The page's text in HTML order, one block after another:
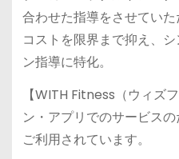
合わせた指導をさせていた
コストを限界まで抑え、
ン指導に特化。
【WITH Fitness（ウィズ
ン・アプリでのサービス
ご利用されています。